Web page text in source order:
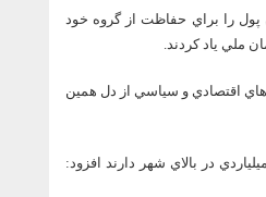
به ياد داريد زماني در تهران مديري در برابر دادگاه اعتراف کرد که 250 ميليون پول را براي حفاظت از گروه خود
ملي ياد کردند.
اند و تمام فسادهاي اقتصادي و سياسي از دل همين
در بالاي شهر دارند افزود: